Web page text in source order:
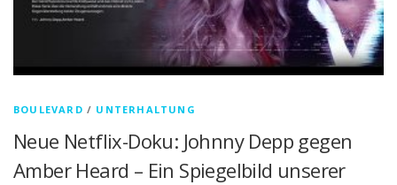
BOULEVARD / UNTERHALTUNG
Neue Netflix-Doku: Johnny Depp gegen
Amber Heard – Ein Spiegelbild unserer